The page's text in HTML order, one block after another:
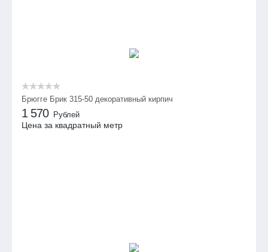
Брюгге Брик 315-50 декоративный кирпич
1 570 Рублей
Цена за квадратный метр